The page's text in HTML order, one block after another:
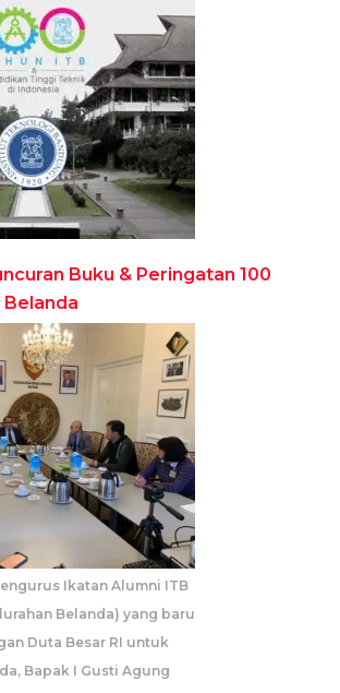
Buku & Peringatan 100
Belanda
Ikatan Alumni ITB
Belanda) yang baru
Duta Besar RI untuk
Bapak I Gusti Agung